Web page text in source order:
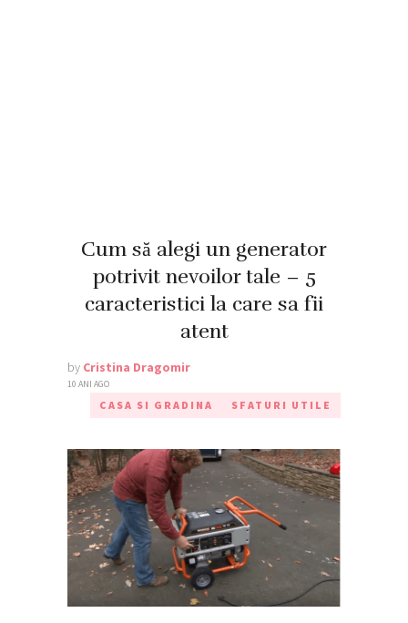
Cum să alegi un generator
potrivit nevoilor tale – 5
caracteristici la care sa fii
atent
by Cristina Dragomir
10 ANI AGO
CASA SI GRADINA SFATURI UTILE